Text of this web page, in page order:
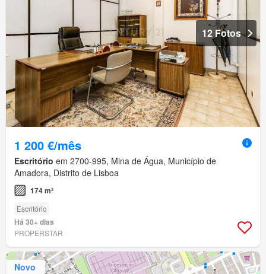
12 Fotos
1 200 €/mês
Escritório em 2700-995, Mina de Água, Município de
Amadora, Distrito de Lisboa
174 m²
Escritório
Há 30+ dias
PROPERSTAR
Novo